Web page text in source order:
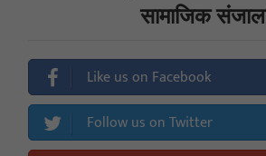
सामाजिक संजाल
Like us on Facebook
Follow us on Twitter